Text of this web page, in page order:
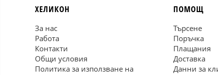
ХЕЛИКОН
За нас
Работа
Контакти
Общи условия
Политика за използване на
ПОМОЩ
Търсене
Поръчка
Плащания
Доставка
Данни за